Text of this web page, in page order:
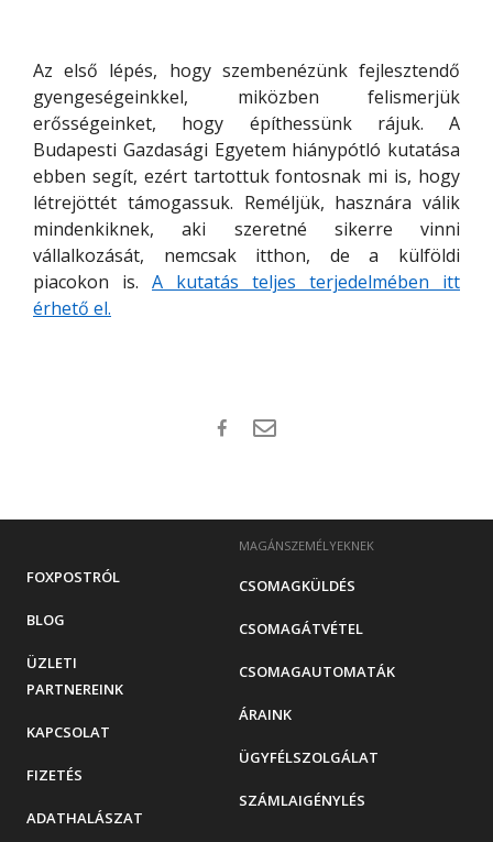
Az első lépés, hogy szembenézünk fejlesztendő
gyengeségeinkkel, miközben felismerjük
erősségeinket, hogy építhessünk rájuk. A
Budapesti Gazdasági Egyetem hiánypótló kutatása
ebben segít, ezért tartottuk fontosnak mi is, hogy
létrejöttét támogassuk. Reméljük, hasznára válik
mindenkiknek, aki szeretné sikerre vinni
vállalkozását, nemcsak itthon, de a külföldi
piacokon is. A kutatás teljes terjedelmében itt
érhető el.
MAGÁNSZEMÉLYEKNEK
CSOMAGKÜLDÉS
CSOMAGÁTVÉTEL
CSOMAGAUTOMATÁK
ÁRAINK
ÜGYFÉLSZOLGÁLAT
SZÁMLAIGÉNYLÉS
FOXPOSTRÓL
BLOG
ÜZLETI
PARTNEREINK
KAPCSOLAT
FIZETÉS
ADATHALÁSZAT